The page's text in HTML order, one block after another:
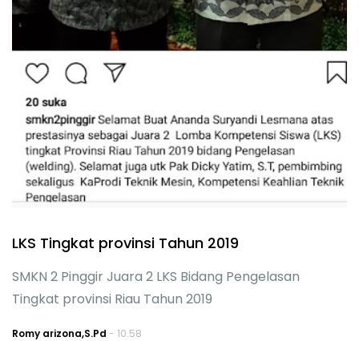
LKS Tingkat provinsi Tahun 2019
SMKN 2 Pinggir Juara 2 LKS Bidang Pengelasan
Tingkat provinsi Riau Tahun 2019
Romy arizona,S.Pd - 10.58